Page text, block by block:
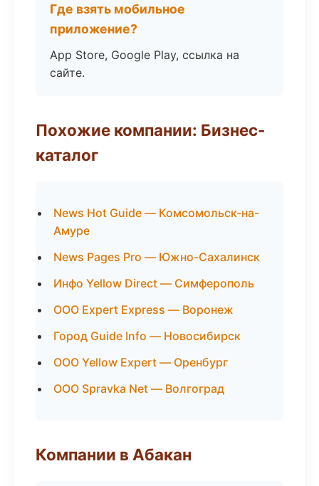
Где взять мобильное
приложение?
App Store, Google Play, ссылка на
сайте.
Похожие компании: Бизнес-
каталог
News Hot Guide — Комсомольск-на-
Амуре
News Pages Pro — Южно-Сахалинск
Инфо Yellow Direct — Симферополь
ООО Expert Express — Воронеж
Город Guide Info — Новосибирск
ООО Yellow Expert — Оренбург
ООО Spravka Net — Волгоград
Компании в Абакан